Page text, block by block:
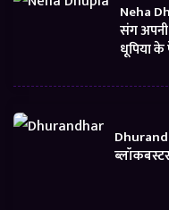
Neha
संग अपनी
धूपिया